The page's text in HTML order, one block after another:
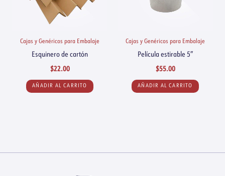
Cajas y Genéricos para Embalaje
Esquinero de cartón
$22.00
AÑADIR AL CARRITO
Cajas y Genéricos para Embalaje
Película estirable 5″
$55.00
AÑADIR AL CARRITO